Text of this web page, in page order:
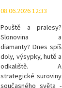
08.06.2026 12:33
Pouště a pralesy?
Slonovina a
diamanty? Dnes spíš
doly, výsypky, hutě a
odkaliště. A
strategické suroviny
současného světa -